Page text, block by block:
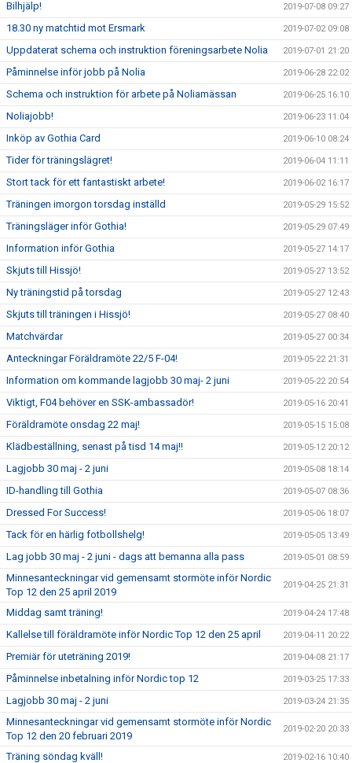
Bilhjälp! 2019-07-08 09:27
18.30 ny matchtid mot Ersmark 2019-07-02 09:08
Uppdaterat schema och instruktion föreningsarbete Nolia 2019-07-01 21:20
Påminnelse inför jobb på Nolia 2019-06-28 22:02
Schema och instruktion för arbete på Noliamässan 2019-06-25 16:10
Noliajobb! 2019-06-23 11:04
Inköp av Gothia Card 2019-06-10 08:24
Tider för träningslägret! 2019-06-04 11:11
Stort tack för ett fantastiskt arbete! 2019-06-02 16:17
Träningen imorgon torsdag inställd 2019-05-29 15:52
Träningsläger inför Gothia! 2019-05-29 07:49
Information inför Gothia 2019-05-27 14:17
Skjuts till Hissjö! 2019-05-27 13:52
Ny träningstid på torsdag 2019-05-27 12:43
Skjuts till träningen i Hissjö! 2019-05-27 08:40
Matchvärdar 2019-05-27 00:34
Anteckningar Föräldramöte 22/5 F-04! 2019-05-22 21:31
Information om kommande lagjobb 30 maj- 2 juni 2019-05-22 20:54
Viktigt, F04 behöver en SSK-ambassadör! 2019-05-16 20:41
Föräldramöte onsdag 22 maj! 2019-05-15 15:08
Klädbeställning, senast på tisd 14 maj!! 2019-05-12 20:12
Lagjobb 30 maj - 2 juni 2019-05-08 18:14
ID-handling till Gothia 2019-05-07 08:36
Dressed For Success! 2019-05-06 18:07
Tack för en härlig fotbollshelg! 2019-05-05 13:49
Lag jobb 30 maj - 2 juni - dags att bemanna alla pass 2019-05-01 08:59
Minnesanteckningar vid gemensamt stormöte inför Nordic
Top 12 den 25 april 2019
2019-04-25 21:31
Middag samt träning! 2019-04-24 17:48
Kallelse till föräldramöte inför Nordic Top 12 den 25 april 2019-04-11 20:22
Premiär för uteträning 2019! 2019-04-08 21:17
Påminnelse inbetalning inför Nordic top 12 2019-03-25 17:33
Lagjobb 30 maj - 2 juni 2019-03-24 21:35
Minnesanteckningar vid gemensamt stormöte inför Nordic
Top 12 den 20 februari 2019
2019-02-20 20:33
Träning söndag kväll! 2019-02-16 10:40